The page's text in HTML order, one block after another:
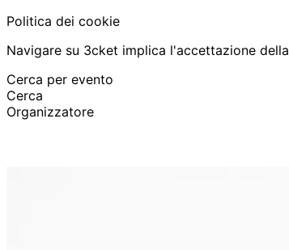
Politica dei cookie
Navigare su 3cket implica l'accettazione della
Cerca per evento
Cerca
Organizzatore